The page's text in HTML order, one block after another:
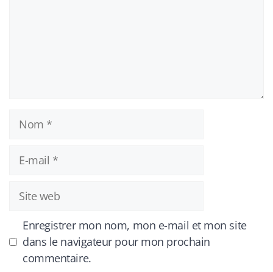
Nom
mail
Site
web
Enregistrer mon nom, mon e-mail et mon site
dans le navigateur pour mon prochain
commentaire.